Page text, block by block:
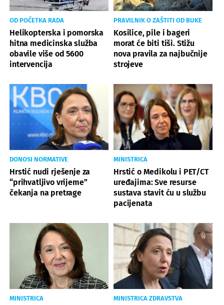
OD POČETKA RADA
Helikopterska i pomorska
hitna medicinska služba
obavile više od 5600
intervencija
PRAVILNIK O ZAŠTITI OD BUKE
Kosilice, pile i bageri
morat će biti tiši. Stižu
nova pravila za najbučnije
strojeve
DONOSI NORMATIVE
Hrstić nudi rješenje za
“prihvatljivo vrijeme”
čekanja na pretrage
MINISTRICA
Hrstić o Medikolu i PET/CT
uređajima: Sve resurse
sustava stavit ću u službu
pacijenata
MINISTRICA MINISTRICA ZDRAVSTVA